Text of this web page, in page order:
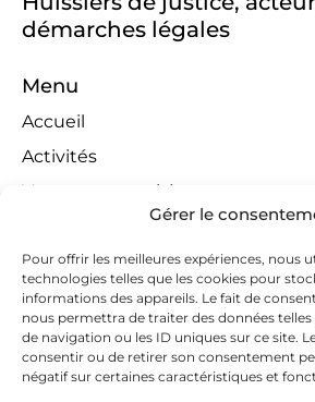
Gérer le
Pour offrir les meilleures expériences, nous
technologies telles que les cookies pour
informations des appareils. Le fait de
nous permettra de traiter des données
de navigation ou les ID uniques sur ce site.
consentir ou de retirer son consentement
négatif sur certaines caractéristiques et
démarches légales
Menu
Accueil
Activités
Ventes aux enchères
Compétences territoriales
Jeux concours
Liens
Contact
Contactez-nous